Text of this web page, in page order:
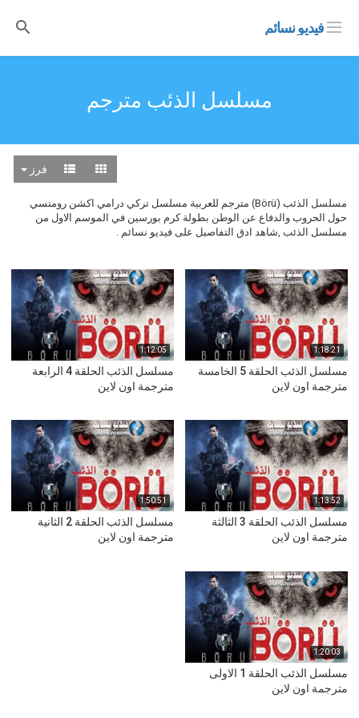
فيديو نسائم
مسلسل الذئب مترجم
فرز
مسلسل الذئب (Börü) مترجم للعربية مسلسل تركي درامي اكشن رومنسي
حول الحروب والدفاع عن الوطن بطولة كرم بورسين في الموسم الاول من
مسلسل الذئب ,شاهد ادق التفاصيل على فيديو نسائم .
1:18:21
مسلسل الذئب الحلقة 5 الخامسة
مترجمة اون لاين
1:12:05
مسلسل الذئب الحلقة 4 الرابعة
مترجمة اون لاين
1:13:52
مسلسل الذئب الحلقة 3 الثالثة
مترجمة اون لاين
1:50:51
مسلسل الذئب الحلقة 2 الثانية
مترجمة اون لاين
1:20:03
مسلسل الذئب الحلقة 1 الاولى
مترجمة اون لاين